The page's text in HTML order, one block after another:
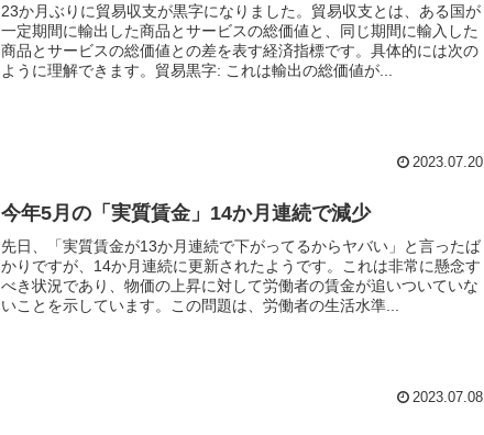
23か月ぶりに貿易収支が黒字になりました。貿易収支とは、ある国が
一定期間に輸出した商品とサービスの総価値と、同じ期間に輸入した
商品とサービスの総価値との差を表す経済指標です。具体的には次の
ように理解できます。貿易黒字: これは輸出の総価値が...
2023.07.20
今年5月の「実質賃金」14か月連続で減少
先日、「実質賃金が13か月連続で下がってるからヤバい」と言ったば
かりですが、14か月連続に更新されたようです。これは非常に懸念す
べき状況であり、物価の上昇に対して労働者の賃金が追いついていな
いことを示しています。この問題は、労働者の生活水準...
2023.07.08